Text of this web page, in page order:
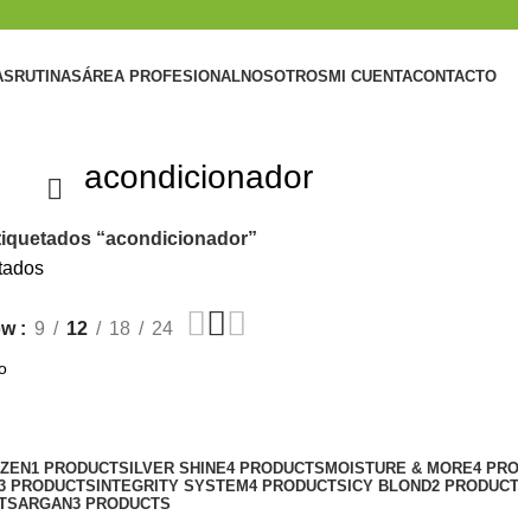
RUTINASÁREA PROFESIONALNOSOTROS MI CUENTACONTACTO
acondicionador
“acondicionador”
9 12 18 24
1 PRODUCTSILVER SHINE4 PRODUCTS MOISTURE & MORE4
PRODUCTS INTEGRITY SYSTEM4 PRODUCTS ICY BLOND2
ARGAN3 PRODUCTS